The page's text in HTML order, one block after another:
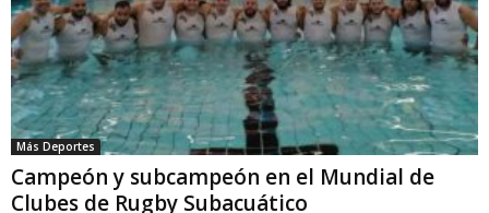
Más Deportes
Campeón y subcampeón en el Mundial de
Clubes de Rugby Subacuático